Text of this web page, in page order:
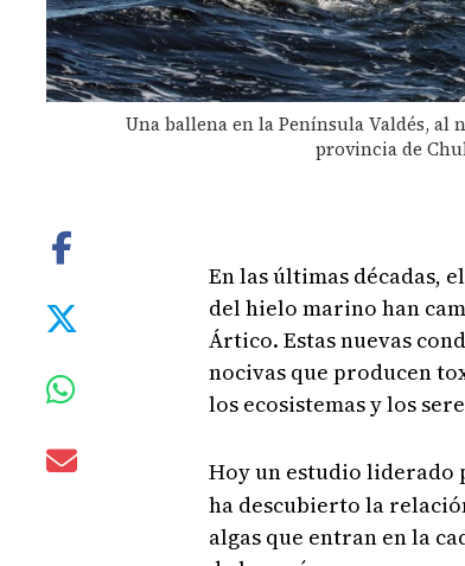
Una ballena en la Península Valdés, al
provincia de
En las últimas décadas,
del hielo marino han
Ártico. Estas nuevas
nocivas que producen
los ecosistemas y los
Hoy un estudio liderado
ha descubierto la
algas que entran en la